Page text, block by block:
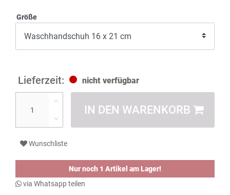
Größe
nicht verfügbar
IN DEN WARENKORB
Wunschliste
Nur noch 1 Artikel am Lager!
via Whatsapp teilen